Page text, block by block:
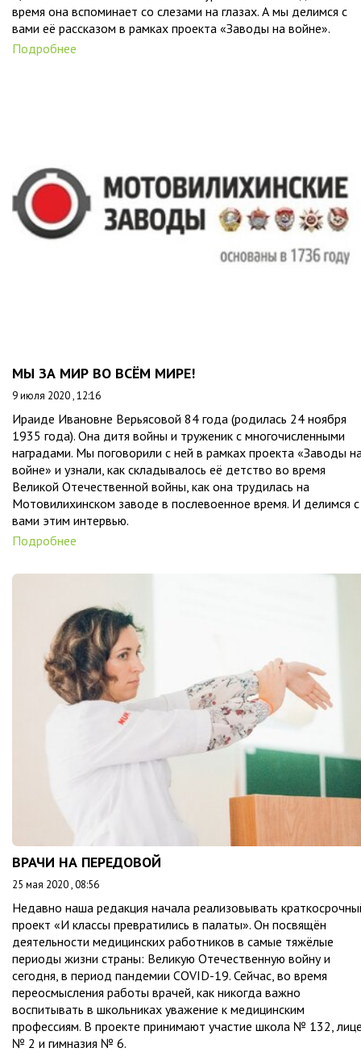
время она вспоминает со слезами на глазах. А мы делимся с
вами её рассказом в рамках проекта «Заводы на войне».
Подробнее
МЫ ЗА МИР ВО ВСЁМ МИРЕ!
9 июля 2020 , 12:16
Ираиде Ивановне Верьясовой 84 года (родилась 24 ноября
1935 года). Она дитя войны и труженик с многочисленными
наградами. Мы поговорили с ней в рамках проекта «Заводы
войне» и узнали, как складывалось её детство во время
Великой Отечественной войны, как она трудилась на
Мотовилихинском заводе в послевоенное время. И делимся с
вами этим интервью.
Подробнее
ВРАЧИ НА ПЕРЕДОВОЙ
25 мая 2020 , 08:56
Недавно наша редакция начала реализовывать
проект «И классы превратились в палаты». Он посвящён
деятельности медицинских работников в самые тяжёлые
периоды жизни страны: Великую Отечественную войну и
сегодня, в период пандемии COVID-19. Сейчас, во время
переосмысления работы врачей, как никогда важно
воспитывать в школьниках уважение к медицинским
профессиям. В проекте принимают участие школа № 132,
№ 2 и гимназия № 6.